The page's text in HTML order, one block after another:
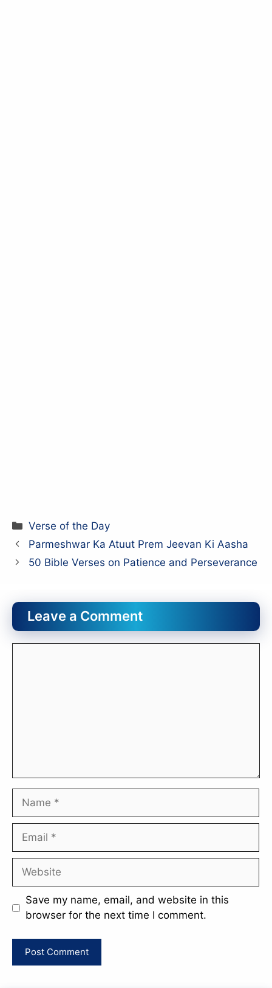
Categories
Verse of the Day
Parmeshwar Ka Atuut Prem Jeevan Ki Aasha
50 Bible Verses on Patience and Perseverance
Leave a Comment
Name
Email
Website
Save my name, email, and website in this
browser for the next time I comment.